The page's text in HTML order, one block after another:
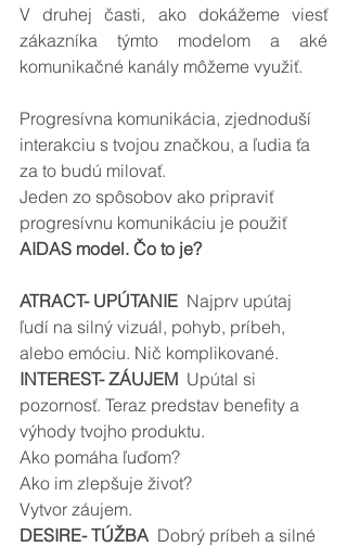
V druhej časti, ako dokážeme viesť
zákazníka týmto modelom a aké
komunikačné kanály môžeme využiť.
Progresívna komunikácia, zjednoduší
interakciu s tvojou značkou, a ľudia ťa
za to budú milovať.
Jeden zo spôsobov ako pripraviť
progresívnu komunikáciu je použiť
AIDAS model. Čo to je?
ATRACT- UPÚTANIE
  Najprv upútaj
ľudí na silný vizuál, pohyb, príbeh,
alebo emóciu. Nič komplikované.
INTEREST- ZÁUJEM Upútal si
pozornosť. Teraz predstav benefity a
výhody tvojho produktu.
Ako pomáha ľuďom?
Ako im zlepšuje život?
Vytvor záujem.
DESIRE- TÚŽBA
  Dobrý príbeh a silné